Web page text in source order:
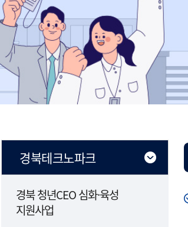
경북테크노파크
경북 청년CEO 심화·육성
지원사업